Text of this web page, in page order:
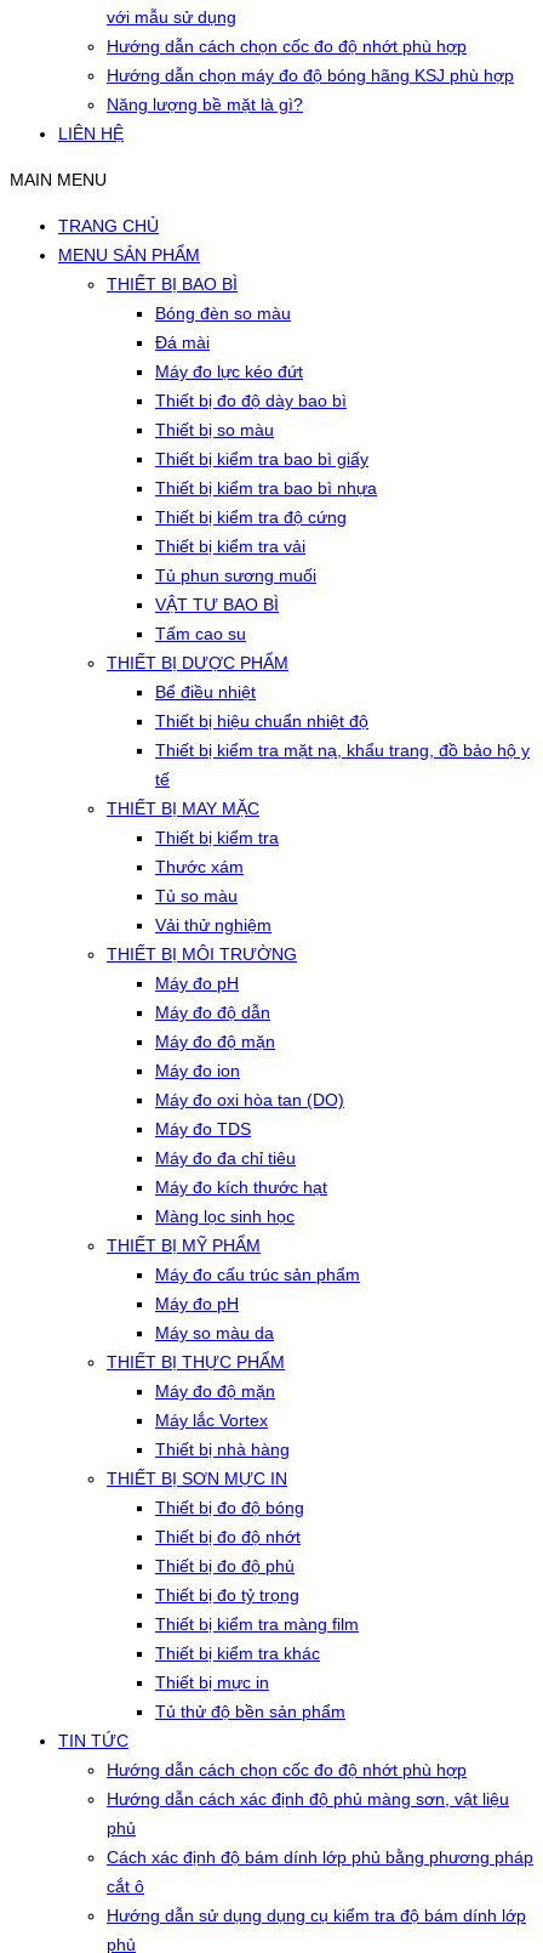
với mẫu sử dụng
Hướng dẫn cách chọn cốc đo độ nhớt phù hợp
Hướng dẫn chọn máy đo độ bóng hãng KSJ phù hợp
Năng lượng bề mặt là gì?
LIÊN HỆ
MAIN MENU
TRANG CHỦ
MENU SẢN PHẨM
THIẾT BỊ BAO BÌ
Bóng đèn so màu
Đá mài
Máy đo lực kéo đứt
Thiết bị đo độ dày bao bì
Thiết bị so màu
Thiết bị kiểm tra bao bì giấy
Thiết bị kiểm tra bao bì nhựa
Thiết bị kiểm tra độ cứng
Thiết bị kiểm tra vải
Tủ phun sương muối
VẬT TƯ BAO BÌ
Tấm cao su
THIẾT BỊ DƯỢC PHẨM
Bể điều nhiệt
Thiết bị hiệu chuẩn nhiệt độ
Thiết bị kiểm tra mặt nạ, khẩu trang, đồ bảo hộ y
tế
THIẾT BỊ MAY MẶC
Thiết bị kiểm tra
Thước xám
Tủ so màu
Vải thử nghiệm
THIẾT BỊ MÔI TRƯỜNG
Máy đo pH
Máy đo độ dẫn
Máy đo độ mặn
Máy đo ion
Máy đo oxi hòa tan (DO)
Máy đo TDS
Máy đo đa chỉ tiêu
Máy đo kích thước hạt
Màng lọc sinh học
THIẾT BỊ MỸ PHẨM
Máy đo cấu trúc sản phẩm
Máy đo pH
Máy so màu da
THIẾT BỊ THỰC PHẨM
Máy đo độ mặn
Máy lắc Vortex
Thiết bị nhà hàng
THIẾT BỊ SƠN MỰC IN
Thiết bị đo độ bóng
Thiết bị đo độ nhớt
Thiết bị đo độ phủ
Thiết bị đo tỷ trọng
Thiết bị kiểm tra màng film
Thiết bị kiểm tra khác
Thiết bị mực in
Tủ thử độ bền sản phẩm
TIN TỨC
Hướng dẫn cách chọn cốc đo độ nhớt phù hợp
Hướng dẫn cách xác định độ phủ màng sơn, vật liệu
phủ
Cách xác định độ bám dính lớp phủ bằng phương pháp
cắt ô
Hướng dẫn sử dụng dụng cụ kiểm tra độ bám dính lớp
phủ